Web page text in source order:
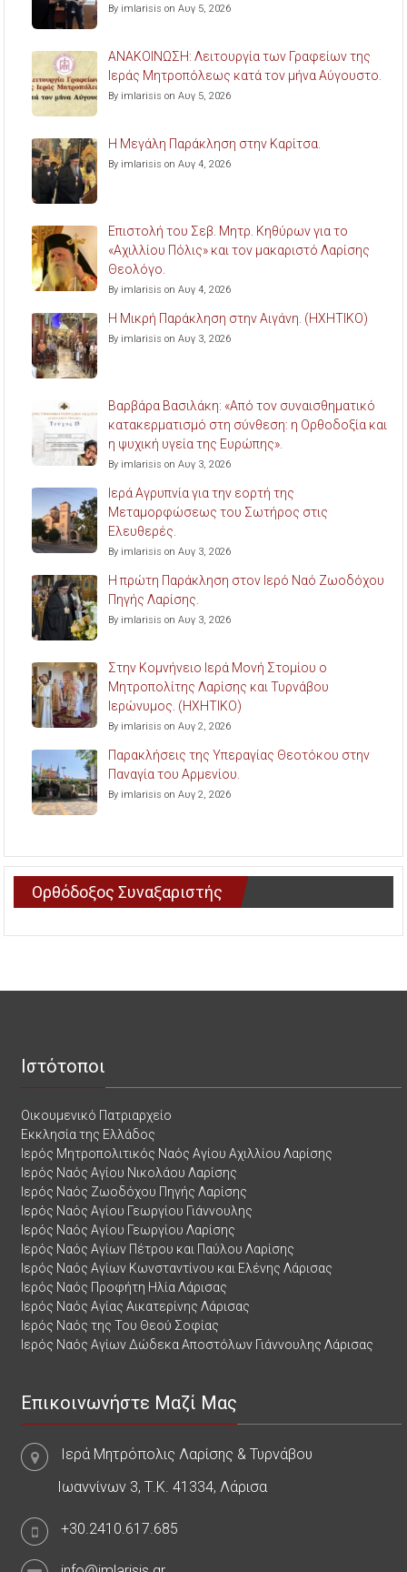
By imlarisis on Αυγ 5, 2026
ΑΝΑΚΟΙΝΩΣΗ: Λειτουργία των Γραφείων της
Ιεράς Μητροπόλεως κατά τον μήνα Αύγουστο.
By imlarisis on Αυγ 5, 2026
Η Μεγάλη Παράκληση στην Καρίτσα.
By imlarisis on Αυγ 4, 2026
Επιστολή του Σεβ. Μητρ. Κηθύρων για το
«Αχιλλίου Πόλις» και τον μακαριστό Λαρίσης
Θεολόγο.
By imlarisis on Αυγ 4, 2026
Η Μικρή Παράκληση στην Αιγάνη. (ΗΧΗΤΙΚΟ)
By imlarisis on Αυγ 3, 2026
Βαρβάρα Βασιλάκη: «Από τον συναισθηματικό
κατακερματισμό στη σύνθεση: η Ορθοδοξία και
η ψυχική υγεία της Ευρώπης».
By imlarisis on Αυγ 3, 2026
Ιερά Αγρυπνία για την εορτή της
Μεταμορφώσεως του Σωτήρος στις
Ελευθερές.
By imlarisis on Αυγ 3, 2026
Η πρώτη Παράκληση στον Ιερό Ναό Ζωοδόχου
Πηγής Λαρίσης.
By imlarisis on Αυγ 3, 2026
Στην Κομνήνειο Ιερά Μονή Στομίου ο
Μητροπολίτης Λαρίσης και Τυρνάβου
Ιερώνυμος. (ΗΧΗΤΙΚΟ)
By imlarisis on Αυγ 2, 2026
Παρακλήσεις της Υπεραγίας Θεοτόκου στην
Παναγία του Αρμενίου.
By imlarisis on Αυγ 2, 2026
Ορθόδοξος Συναξαριστής
Ιστότοποι
Οικουμενικό Πατριαρχείο
Εκκλησία της Ελλάδος
Ιερός Μητροπολιτικός Ναός Αγίου Αχιλλίου Λαρίσης
Ιερός Ναός Αγίου Νικολάου Λαρίσης
Ιερός Ναός Ζωοδόχου Πηγής Λαρίσης
Ιερός Ναός Αγίου Γεωργίου Γιάννουλης
Ιερός Ναός Αγίου Γεωργίου Λαρίσης
Ιερός Ναός Αγίων Πέτρου και Παύλου Λαρίσης
Ιερός Ναός Αγίων Κωνσταντίνου και Ελένης Λάρισας
Ιερός Ναός Προφήτη Ηλία Λάρισας
Ιερός Ναός Αγίας Αικατερίνης Λάρισας
Ιερός Ναός της Του Θεού Σοφίας
Ιερός Ναός Αγίων Δώδεκα Αποστόλων Γιάννουλης Λάρισας
Επικοινωνήστε Μαζί Μας
Ιερά Μητρόπολις Λαρίσης & Τυρνάβου
Ιωαννίνων 3, Τ.Κ. 41334, Λάρισα
+30.2410.617.685